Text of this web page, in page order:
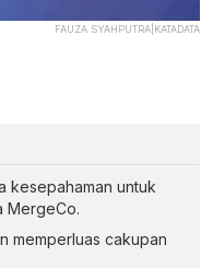
FAUZA SYAHPUTRA|KATADATA
kesepahaman untuk
MergeCo.
memperluas cakupan